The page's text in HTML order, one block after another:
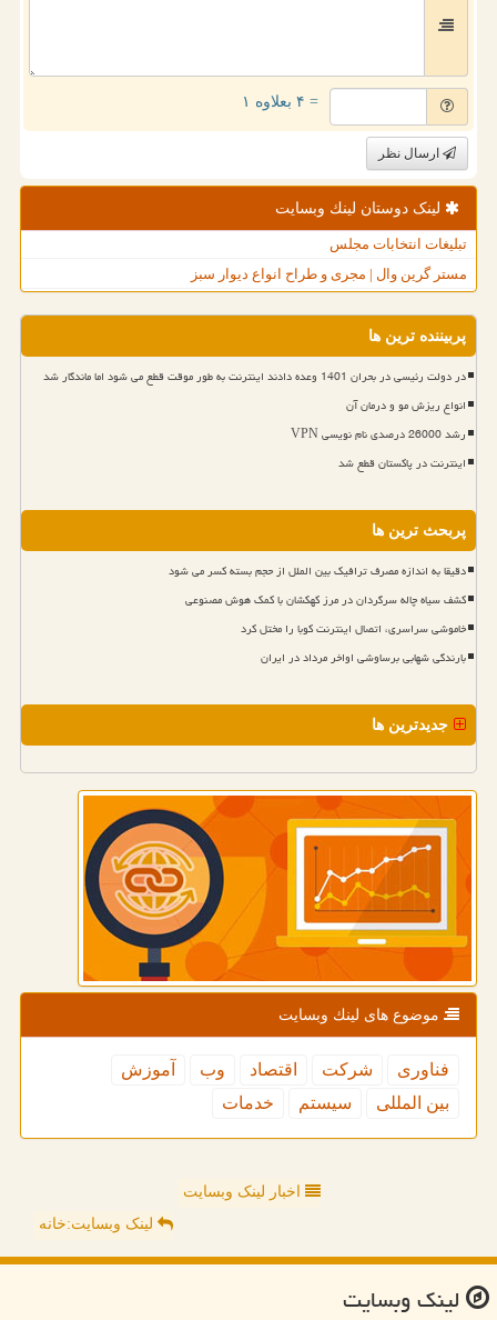
= ۴ بعلاوه ۱
ارسال نظر
لینک دوستان لینك وبسایت
تبلیغات انتخابات مجلس
مستر گرین وال | مجری و طراح انواع دیوار سبز
پربیننده ترین ها
در دولت رئیسی در بحران 1401 وعده دادند اینترنت به طور موقت قطع می شود اما ماندگار شد
انواع ریزش مو و درمان آن
رشد 26000 درصدی نام نویسی VPN
اینترنت در پاکستان قطع شد
پربحث ترین ها
دقیقا به اندازه مصرف ترافیک بین الملل از حجم بسته کسر می شود
کشف سیاه چاله سرگردان در مرز کهکشان با کمک هوش مصنوعی
خاموشی سراسری، اتصال اینترنت کوبا را مختل کرد
بارندگی شهابی برساوشی اواخر مرداد در ایران
جدیدترین ها
موضوع های لینك وبسایت
فناوری شركت اقتصاد وب
آموزش
بین المللی
سیستم خدمات
اخبار لینک وبسایت
لینک وبسایت:خانه
لینك وبسایت